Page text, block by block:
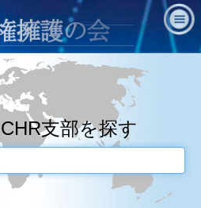
支部を探す